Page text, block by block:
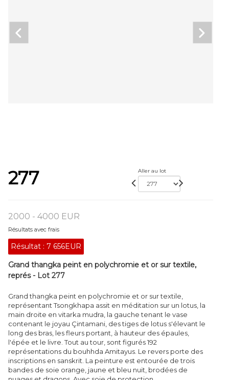
277 Aller au lot
2000 - 4000 EUR
Résultats avec frais
Résultat : 7 656EUR
Grand thangka peint en polychromie et or sur textile,
représ - Lot 277
Grand thangka peint en polychromie et or sur textile,
représentant Tsongkhapa assit en méditation sur un lotus, la
main droite en vitarka mudra, la gauche tenant le vase
contenant le joyau Çintamani, des tiges de lotus s'élevant le
long des bras, les fleurs portant, à hauteur des épaules,
l'épée et le livre. Tout au tour, sont figurés 192
représentations du bouhhda Amitayus. Le revers porte des
inscriptions en sanskrit. La peinture est entourée de trois
bandes de soie orange, jaune et bleu nuit, brodées de